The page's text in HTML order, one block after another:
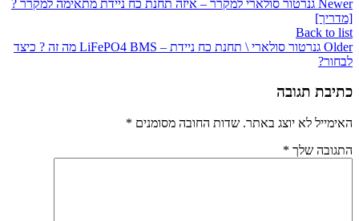
Newer גנרטור סולארי למקרר – איזה תחנת כח ניידת מתאימה למקרר ?
[מדריך]
Back to list
Older
גנרטור סולארי \ תחנת כח ניידת – LiFePO4 BMS מה זה ? כיצד
לבחור?
כתיבת תגובה
האימייל לא יוצג באתר. שדות החובה מסומנים *
התגובה שלך *